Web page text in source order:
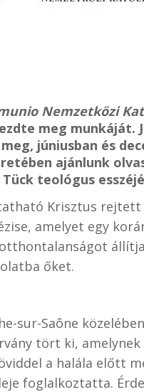
Nemzetközi
meg
júniusban és
ajánlunk
teológus
Krisztus rejtett
amelyet egy
őket.
sur-Saône
tört ki,
a halála előtt
foglalkoztatta.